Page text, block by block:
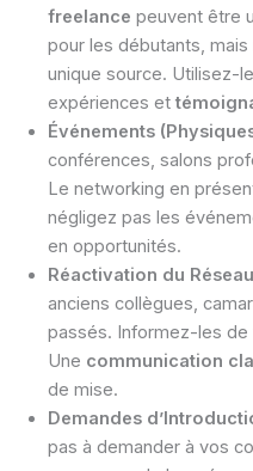
freelance peuvent être
pour les débutants,
unique source. Utilisez-
expériences et
Événements
conférences, salons
Le networking en
négligez pas les
en opportunités.
Réactivation du
anciens collègues,
passés. Informez-les
Une communication
de mise.
Demandes
pas à demander à vos